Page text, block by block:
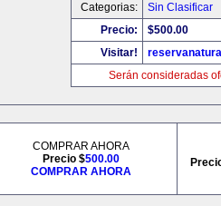
Categorias:
Sin Clasificar
Precio:
$500.00
Visitar!
Serán consideradas
COMPRAR AHORA
Precio $500.00
COMPRAR AHORA